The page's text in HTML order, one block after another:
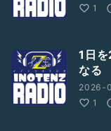
1
1日
なる
2026-
1